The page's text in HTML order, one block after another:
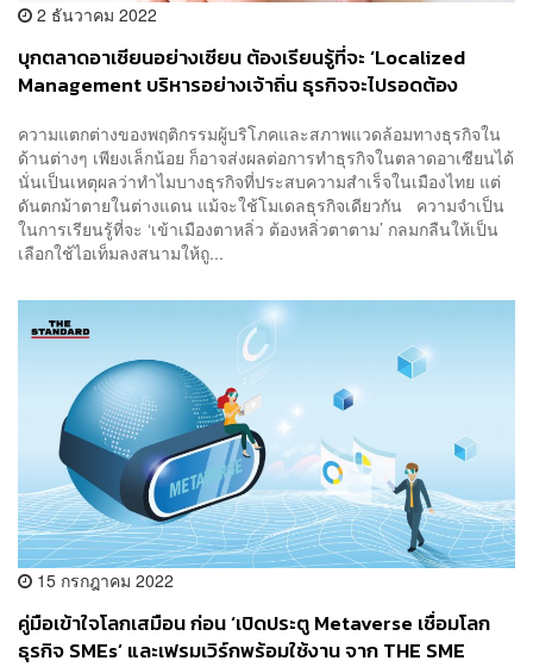
2 ธันวาคม 2022
บุกตลาดอาเซียนอย่างเซียน ต้องเรียนรู้ที่จะ ‘Localized
Management บริหารอย่างเจ้าถิ่น ธุรกิจจะไปรอดต้อง
Season 5 [ADVERTORIAL]
ความแตกต่างของพฤติกรรมผู้บริโภคและสภาพแวดล้อมทางธุรกิจใน
ด้านต่างๆ เพียงเล็กน้อย ก็อาจส่งผลต่อการทำธุรกิจในตลาดอาเซียนได้
นั่นเป็นเหตุผลว่าทำไมบางธุรกิจที่ประสบความสำเร็จในเมืองไทย แต่
ดันตกม้าตายในต่างแดน แม้จะใช้โมเดลธุรกิจเดียวกัน ความจำเป็น
ในการเรียนรู้ที่จะ ‘เข้าเมืองตาหลิ่ว ต้องหลิ่วตาตาม’ กลมกลืนให้เป็น
เลือกใช้ไอเท็มลงสนามให้ถู...
15 กรกฎาคม 2022
คู่มือเข้าใจโลกเสมือน ก่อน ‘เปิดประตู Metaverse เชื่อมโลก
ธุรกิจ SMEs’ และเฟรมเวิร์กพร้อมใช้งาน จาก THE SME